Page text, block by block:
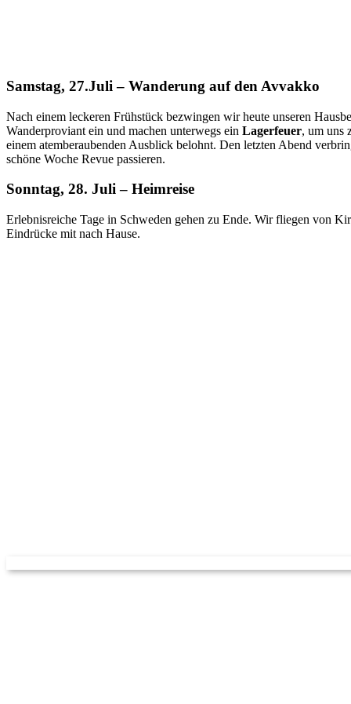
Samstag, 27.Juli – Wanderung auf den Avvakko
Nach einem leckeren Frühstück bezwingen wir heute unseren
Wanderproviant ein und machen unterwegs ein Lagerfeuer, um uns
einem atemberaubenden Ausblick belohnt. Den letzten Abend
schöne Woche Revue passieren.
Sonntag, 28. Juli – Heimreise
Erlebnisreiche Tage in Schweden gehen zu Ende. Wir fliegen von
Eindrücke mit nach Hause.